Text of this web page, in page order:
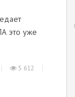
это уже
5 612